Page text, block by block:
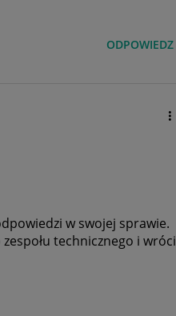
ODPOWIEDZ
w swojej sprawie.
technicznego i wróci